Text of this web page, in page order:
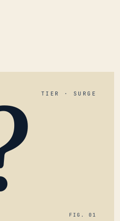
TIER · SURGE
FIG. 01